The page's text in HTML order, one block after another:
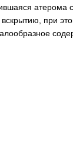
атерома
при